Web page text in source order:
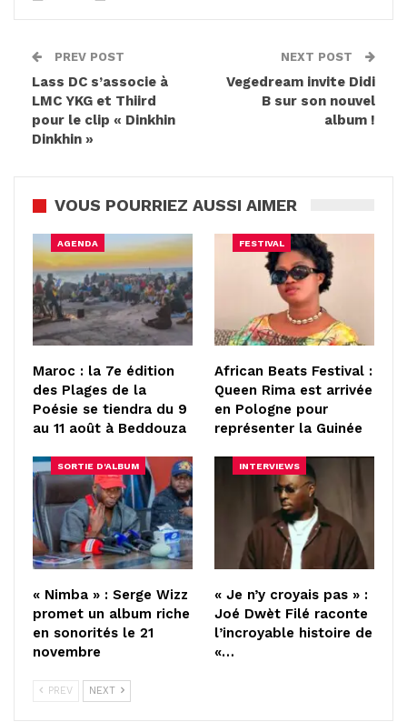
PREV POST
Lass DC s’associe à
LMC YKG et Thiird
pour le clip « Dinkhin
Dinkhin »
NEXT POST
Vegedream invite Didi
B sur son nouvel
album !
VOUS POURRIEZ AUSSI AIMER
AGENDA
Maroc : la 7e édition
des Plages de la
Poésie se tiendra du 9
au 11 août à Beddouza
FESTIVAL
African Beats Festival :
Queen Rima est arrivée
en Pologne pour
représenter la Guinée
SORTIE D'ALBUM
« Nimba » : Serge Wizz
promet un album riche
en sonorités le 21
novembre
INTERVIEWS
« Je n’y croyais pas » :
Joé Dwèt Filé raconte
l’incroyable histoire de
«…
PREV NEXT